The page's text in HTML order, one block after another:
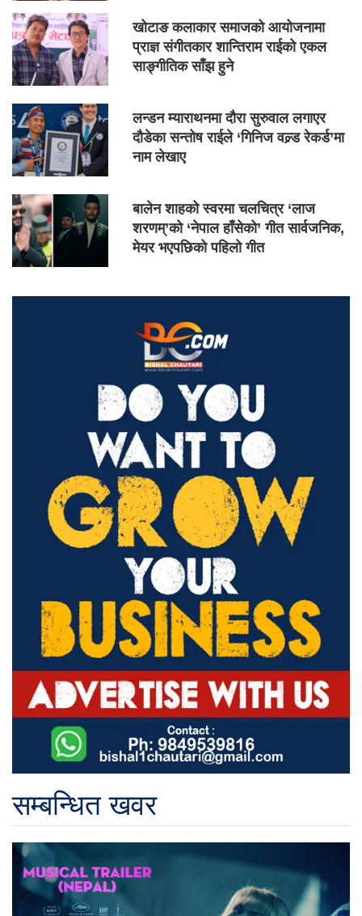
खोटाङ कलाकार समाजको आयोजनामा
प्राज्ञ संगीतकार शान्तिराम राईको एकल
साङ्गीतिक साँझ हुने
लन्डन म्याराथनमा दौरा सुरुवाल लगाएर
दौडेका सन्तोष राईले ‘गिनिज वल्र्ड रेकर्ड’मा
नाम लेखाए
बालेन शाहको स्वरमा चलचित्र ‘लाज
शरणम्’को ‘नेपाल हाँसेको’ गीत सार्वजनिक,
मेयर भएपछिको पहिलो गीत
सम्बन्धित खवर